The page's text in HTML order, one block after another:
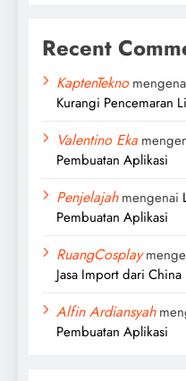
Recent
KaptenTekno
Kurangi Pencemaran
Valentino Eka
Pembuatan Aplikasi
Penjelajahmengenai
Pembuatan Aplikasi
RuangCosplay
Jasa Import dari China
Alfin Ardiansyah
Pembuatan Aplikasi